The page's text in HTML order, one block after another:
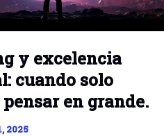
y excelencia
cuando solo
en grande.
2025